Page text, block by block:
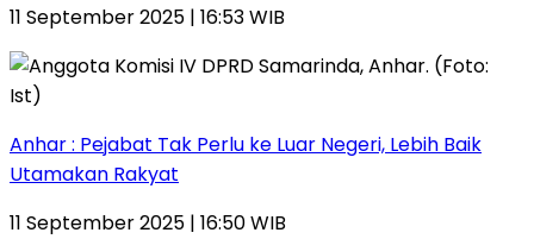
11 September 2025 | 16:53 WIB
Anhar : Pejabat Tak Perlu ke Luar Negeri, Lebih Baik
Utamakan Rakyat
11 September 2025 | 16:50 WIB